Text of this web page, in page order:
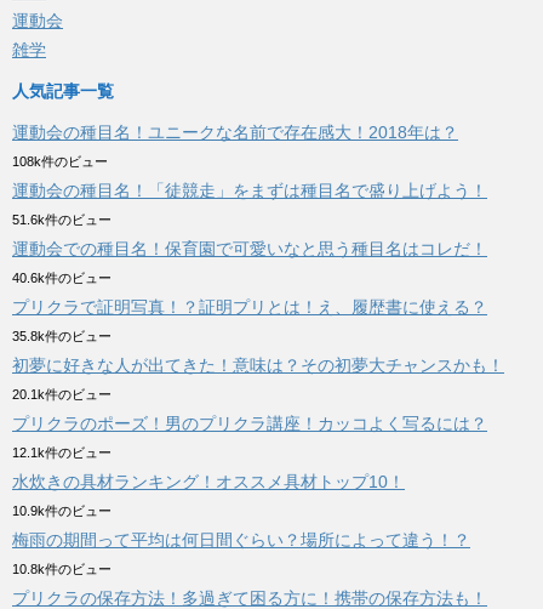
運動会
雑学
人気記事一覧
運動会の種目名！ユニークな名前で存在感大！2018年は？
108k件のビュー
運動会の種目名！「徒競走」をまずは種目名で盛り上げよう！
51.6k件のビュー
運動会での種目名！保育園で可愛いなと思う種目名はコレだ！
40.6k件のビュー
プリクラで証明写真！？証明プリとは！え、履歴書に使える？
35.8k件のビュー
初夢に好きな人が出てきた！意味は？その初夢大チャンスかも！
20.1k件のビュー
プリクラのポーズ！男のプリクラ講座！カッコよく写るには？
12.1k件のビュー
水炊きの具材ランキング！オススメ具材トップ10！
10.9k件のビュー
梅雨の期間って平均は何日間ぐらい？場所によって違う！？
10.8k件のビュー
プリクラの保存方法！多過ぎて困る方に！携帯の保存方法も！